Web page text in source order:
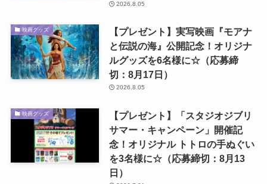
2026.8.05
映画グッズ
【プレゼント】実写映画『モアナ
と伝説の海』公開記念！オリジナ
ルグッズを6名様に☆（応募締
切：8月17日）
2026.8.05
映画グッズ
【プレゼント】「スタジオジブリ
サマー・キャンペーン」開催記
念！オリジナル トトロの手ぬぐい
を3名様に☆（応募締切：8月13
日）